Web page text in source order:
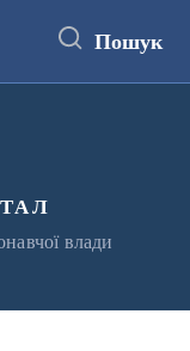
Пошук
влади